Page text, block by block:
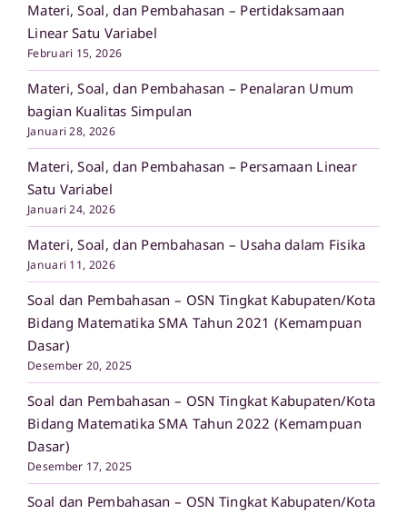
Materi, Soal, dan Pembahasan – Pertidaksamaan
Linear Satu Variabel
Februari 15, 2026
Materi, Soal, dan Pembahasan – Penalaran Umum
bagian Kualitas Simpulan
Januari 28, 2026
Materi, Soal, dan Pembahasan – Persamaan Linear
Satu Variabel
Januari 24, 2026
Materi, Soal, dan Pembahasan – Usaha dalam Fisika
Januari 11, 2026
Soal dan Pembahasan – OSN Tingkat Kabupaten/Kota
Bidang Matematika SMA Tahun 2021 (Kemampuan
Dasar)
Desember 20, 2025
Soal dan Pembahasan – OSN Tingkat Kabupaten/Kota
Bidang Matematika SMA Tahun 2022 (Kemampuan
Dasar)
Desember 17, 2025
Soal dan Pembahasan – OSN Tingkat Kabupaten/Kota